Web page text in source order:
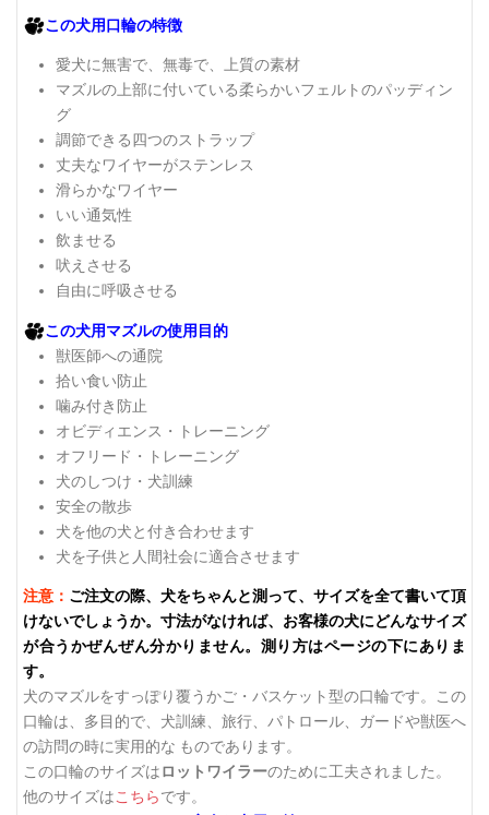
この犬用口輪の特徴
愛犬に無害で、無毒で、上質の素材
マズルの上部に付いている柔らかいフェルトのパッディン
グ
調節できる四つのストラップ
丈夫なワイヤーがステンレス
滑らかなワイヤー
いい通気性
飲ませる
吠えさせる
自由に呼吸させる
この犬用マズルの使用目的
獣医師への通院
拾い食い防止
噛み付き防止
オビディエンス・トレーニング
オフリード・トレーニング
犬のしつけ・犬訓練
安全の散歩
犬を他の犬と付き合わせます
犬を子供と人間社会に適合させます
注意： ご注文の際、犬をちゃんと測って、サイズを全て書いて頂
けないでしょうか。寸法がなければ、お客様の犬にどんなサイズ
が合うかぜんぜん分かりません。測り方はページの下にありま
す。
犬のマズルをすっぽり覆うかご・バスケット型の口輪です。この
口輪は、多目的で、犬訓練、旅行、パトロール、ガードや獣医へ
の訪問の時に実用的な ものであります。
この口輪のサイズはロットワイラーのために工夫されました。
他のサイズはこちらです。